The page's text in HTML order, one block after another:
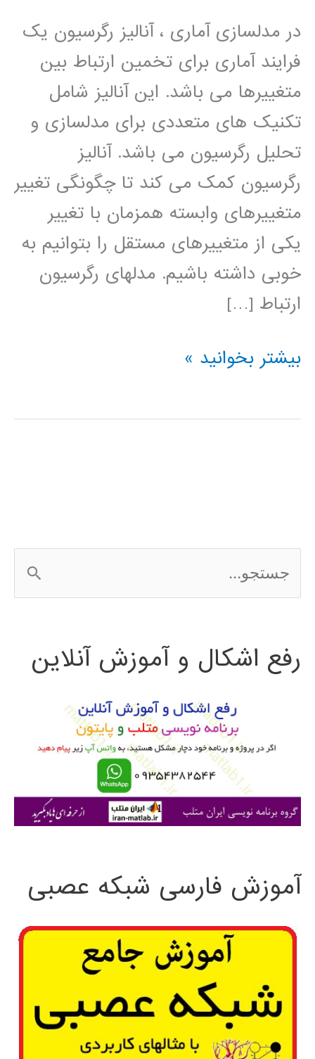
در مدلسازی آماری ، آنالیز رگرسیون یک
فرایند آماری برای تخمین ارتباط بین
متغییرها می باشد. این آنالیز شامل
تکنیک های متعددی برای مدلسازی و
تحلیل رگرسیون می باشد. آنالیز
رگرسیون کمک می کند تا چگونگی تغییر
متغییرهای وابسته همزمان با تغییر
یکی از متغییرهای مستقل را بتوانیم به
خوبی داشته باشیم. مدلهای رگرسیون
ارتباط […]
فیلم
فارسی
بیشتر بخوانید »
س
ج
ی
رفع اشکال و آموزش آنلاین
آموزش فارسی شبکه عصبی